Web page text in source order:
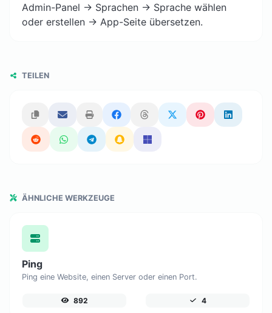
Admin-Panel -> Sprachen -> Sprache wählen
oder erstellen -> App-Seite übersetzen.
TEILEN
ÄHNLICHE WERKZEUGE
Ping
Ping eine Website, einen Server oder einen Port.
892 4